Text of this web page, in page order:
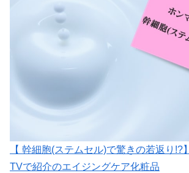
【 幹細胞(ステムセル)で驚きの若返り!?
TVで紹介のエイジングケア化粧品